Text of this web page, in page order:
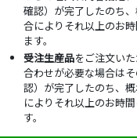
確認）が完了したのち
合によりそれ以上のお
ます。
受注生産品をご注文い
合わせが必要な場合は
認）が完了したのち、
によりそれ以上のお時
す。